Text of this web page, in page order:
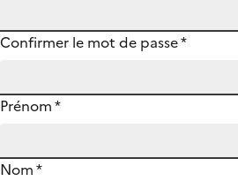
Confirmer le mot de passe*
Prénom*
Nom*